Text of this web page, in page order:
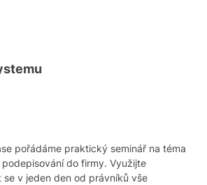
pořádáme praktický seminář na téma
do firmy. Využijte
v jeden den od právníků vše